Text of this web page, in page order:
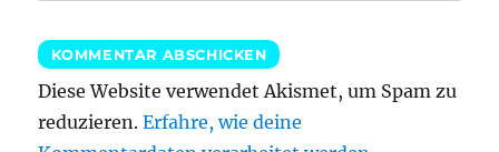
Diese Website verwendet Akismet, um Spam zu
reduzieren.Erfahre, wie deine